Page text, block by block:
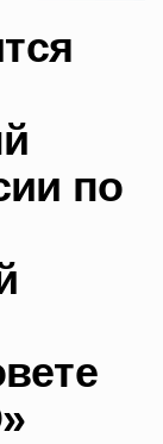
по